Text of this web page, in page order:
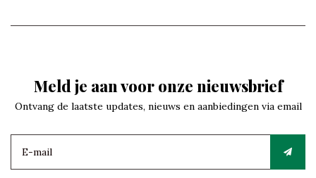
Meld je aan voor onze nieuwsbrief
Ontvang de laatste updates, nieuws en aanbiedingen via email